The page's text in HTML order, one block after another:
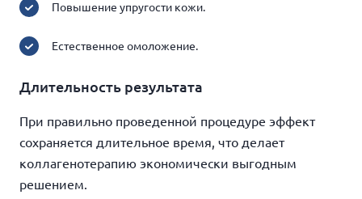
Повышение упругости кожи.
Естественное омоложение.
Длительность результата
При правильно проведенной процедуре эффект
сохраняется длительное время, что делает
коллагенотерапию экономически выгодным
решением.